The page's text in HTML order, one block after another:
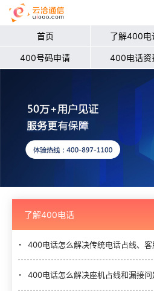
首页 了解400电
400号码申请 400电话资
了解400电话
400电话怎么解决传统电话占线、客服不
400电话怎么解决座机占线和漏接